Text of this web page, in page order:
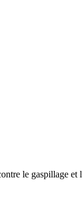
le gaspillage et